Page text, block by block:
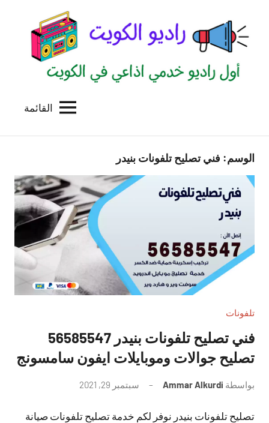
المحتوى
الكويت
للاعلانات
بالكويت
القائمة
الوسم: فني تصليح تلفونات بنيدر
تلفونات
فني تصليح تلفونات بنيدر 56585547
تصليح جوالات وموبايلات ايفون سامسونج
بواسطة Ammar Alkurdi سبتمبر 29, 2021
تعليقات
تصليح تلفونات بنيدر نوفر لكم خدمة تصليح تلفونات صيانة